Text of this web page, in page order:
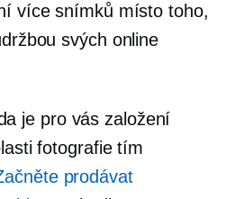
více snímků místo toho,
svých online
je pro vás založení
fotografie tím
prodávat